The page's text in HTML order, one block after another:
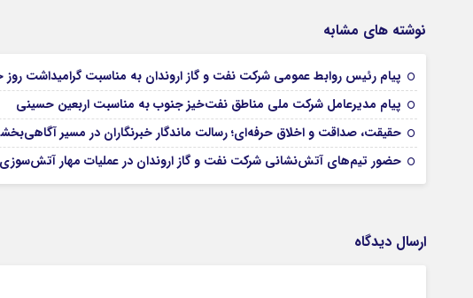
نوشته های مشابه
پیام رئیس روابط عمومی شركت نفت و گاز اروندان به مناسبت گرامیداشت روز
پیام مدیرعامل شركت ملی مناطق نفت‌خیز جنوب به مناسبت اربعین حسینی
حقیقت، صداقت و اخلاق حرفه‌ای؛ رسالت ماندگار خبرنگاران در مسیر
حضور تیم‌های آتش‌نشانی شركت نفت و گاز اروندان در عملیات مهار آتش‌سوزی
ارسال دیدگاه